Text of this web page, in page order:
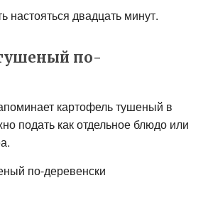
настояться двадцать минут.
по-
картофель тушеный в
подать как отдельное блюдо или